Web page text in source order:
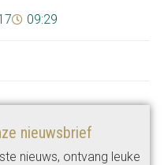
09:29
nieuwsbrief
nieuws, ontvang leuke